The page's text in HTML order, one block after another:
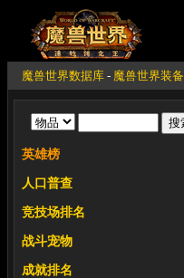
魔兽世界数据库 - 魔兽世界装备
英雄榜
人口普查
竞技场排名
战斗宠物
成就排名